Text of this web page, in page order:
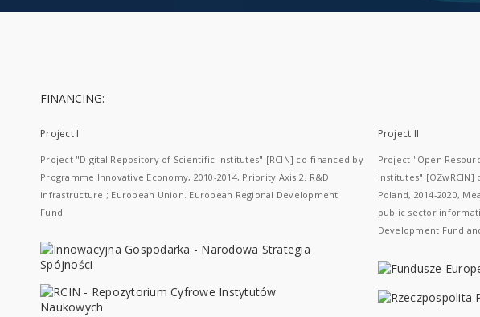
FINANCING:
Project I
Project "Digital Repository of Scientific Institutes" [RCIN] co-financed by
Programme Innovative Economy, 2010-2014, Priority Axis 2. R&D
infrastructure ; European Union. European Regional Development
Fund.
Project II
Project "Open
Institutes"
Poland, 2014-2020,
public sector
Development Fund